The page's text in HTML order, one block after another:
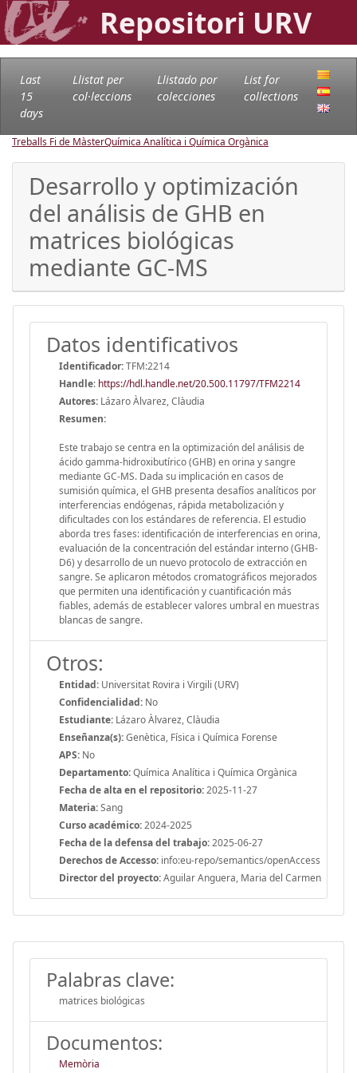
Repositori URV
Last
15
days
Llistat per
col·leccions
Llistado por
colecciones
List for
collections
Treballs Fi de MàsterQuímica Analítica i Química Orgànica
Desarrollo y optimización
del análisis de GHB en
matrices biológicas
mediante GC-MS
Datos identificativos
Identificador:TFM:2214
Handle: https://hdl.handle.net/20.500.11797/TFM2214
Autores: Lázaro Àlvarez, Clàudia
Resumen:
Este trabajo se centra en la optimización del análisis de
ácido gamma-hidroxibutírico (GHB) en orina y sangre
mediante GC-MS. Dada su implicación en casos de
sumisión química, el GHB presenta desafíos analíticos por
interferencias endógenas, rápida metabolización y
dificultades con los estándares de referencia. El estudio
aborda tres fases: identificación de interferencias en orina,
evaluación de la concentración del estándar interno (GHB-
D6) y desarrollo de un nuevo protocolo de extracción en
sangre. Se aplicaron métodos cromatográficos mejorados
que permiten una identificación y cuantificación más
fiables, además de establecer valores umbral en muestras
blancas de sangre.
Otros:
Entidad: Universitat Rovira i Virgili (URV)
Confidencialidad: No
Estudiante: Lázaro Àlvarez, Clàudia
Enseñanza(s):Genètica, Física i Química Forense
APS: No
Departamento:Química Analítica i Química Orgànica
Fecha de alta en el repositorio:2025-11-27
Materia:Sang
Curso académico:2024-2025
Fecha de la defensa del trabajo:2025-06-27
Derechos de Accesso: info:eu-repo/semantics/openAccess
Director del proyecto:Aguilar Anguera, Maria del Carmen
Palabras clave:
matrices biológicas
Documentos:
Memòria